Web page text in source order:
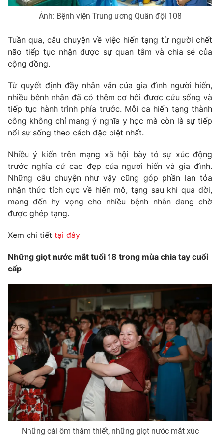
Ảnh: Bệnh viện Trung ương Quân đội 108
Tuần qua, câu chuyện về việc hiến tạng từ người chết
não tiếp tục nhận được sự quan tâm và chia sẻ của
cộng đồng.
Từ quyết định đầy nhân văn của gia đình người hiến,
nhiều bệnh nhân đã có thêm cơ hội được cứu sống và
tiếp tục hành trình phía trước. Mỗi ca hiến tạng thành
công không chỉ mang ý nghĩa y học mà còn là sự tiếp
nối sự sống theo cách đặc biệt nhất.
Nhiều ý kiến trên mạng xã hội bày tỏ sự xúc động
trước nghĩa cử cao đẹp của người hiến và gia đình.
Những câu chuyện như vậy cũng góp phần lan tỏa
nhận thức tích cực về hiến mô, tạng sau khi qua đời,
mang đến hy vọng cho nhiều bệnh nhân đang chờ
được ghép tạng.
Xem chi tiết tại đây
Những giọt nước mắt tuổi 18 trong mùa chia tay cuối
cấp
Những cái ôm thắm thiết, những giọt nước mắt xúc